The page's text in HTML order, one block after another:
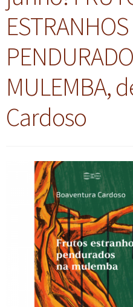
ESTRANHOS
MULEMBA,
Cardoso